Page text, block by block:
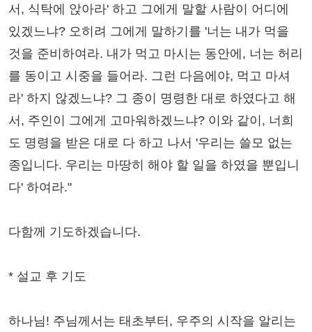
서, 식탁에 앉아라' 하고 그에게 말할 사람이 어디에
있겠느냐? 오히려 그에게 말하기를 '너는 내가 먹을
것을 준비하여라. 내가 먹고 마시는 동안에, 너는 허리
를 동이고 시중을 들어라. 그런 다음에야, 먹고 마셔
라' 하지 않겠느냐? 그 종이 명령한 대로 하였다고 해
서, 주인이 그에게 고마워하겠느냐? 이와 같이, 너희
도 명령을 받은 대로 다 하고 나서 '우리는 쓸모 없는
종입니다. 우리는 마땅히 해야 할 일을 하였을 뿐입니
다' 하여라."
다함께 기도하겠습니다.
* 설교 후 기도
하나님! 주님께서는 태초부터, 우주의 시작을 알리는